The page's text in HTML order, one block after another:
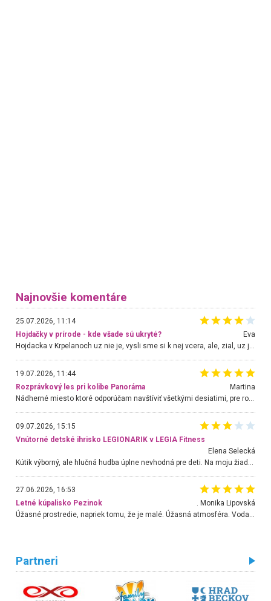
Najnovšie komentáre
25.07.2026, 11:14
Hojdačky v prírode - kde všade sú ukryté?
Eva
Hojdacka v Krpelanoch uz nie je, vysli sme si k nej vcera, ale, zial, uz je znicena. Ak sem planujete cestu len kvoli hojdacke, mozete si ju usetrit. Krasny vyhlad je tu vsak aj bez hojdacky :-)
19.07.2026, 11:44
Rozprávkový les pri kolibe Panoráma
Martina
Nádherné miesto ktoré odporúčam navštíviť všetkými desiatimi, pre rodiny s deťmi, dôchodcom... Proste a jednoducho ozaj rozprávkový les.. určite ešte prídeme. Odniesli sme si na pamiatku krásne tričká,
09.07.2026, 15:15
Vnútorné detské ihrisko LEGIONARIK v LEGIA Fitness
Elena Selecká
27.06.2026, 16:53
Letné kúpalisko Pezinok
. Monika Lipovská
Úžasné prostredie, napriek tomu, že je malé. Úžasná atmosféra. Voda fantastická a nádherná. Ľudí je pomerne veľa, ale su mili a ohľaduplní. Je veľmi zaujímavé sledovať, ako dokážu spolu športovať cudzí ľudia a bez ohľadu na vek. Vládne tu pohoda. Vnuka neviem dostať z vody. Ďakujem za krásny deň . Urcite sa sem vrátim. Jediný problém je s parkovaním, ale aj ten sa mi podarilo vyriešiť. Monika Bratislava
Partneri